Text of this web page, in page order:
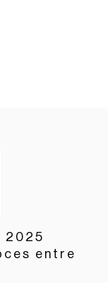
2025​
entre